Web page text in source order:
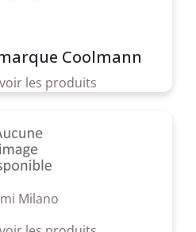
Coolmann
voir les produits
Milano